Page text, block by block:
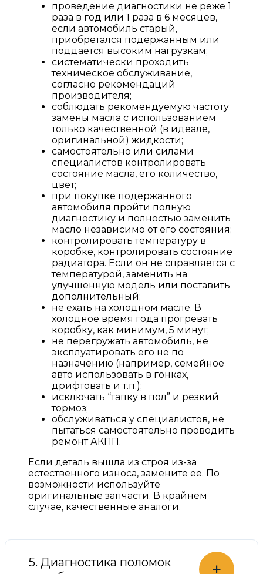
проведение диагностики не реже 1
раза в год или 1 раза в 6 месяцев,
если автомобиль старый,
приобретался подержанным или
поддается высоким нагрузкам;
систематически проходить
техническое обслуживание,
согласно рекомендаций
производителя;
соблюдать рекомендуемую частоту
замены масла с использованием
только качественной (в идеале,
оригинальной) жидкости;
самостоятельно или силами
специалистов контролировать
состояние масла, его количество,
цвет;
при покупке подержанного
автомобиля пройти полную
диагностику и полностью заменить
масло независимо от его состояния;
контролировать температуру в
коробке, контролировать состояние
радиатора. Если он не справляется с
температурой, заменить на
улучшенную модель или поставить
дополнительный;
не ехать на холодном масле. В
холодное время года прогревать
коробку, как минимум, 5 минут;
не перегружать автомобиль, не
эксплуатировать его не по
назначению (например, семейное
авто использовать в гонках,
дрифтовать и т.п.);
исключать “тапку в пол” и резкий
тормоз;
обслуживаться у специалистов, не
пытаться самостоятельно проводить
ремонт АКПП.
Если деталь вышла из строя из-за
естественного износа, замените ее. По
возможности используйте
оригинальные запчасти. В крайнем
случае, качественные аналоги.
5. Диагностика поломок
+